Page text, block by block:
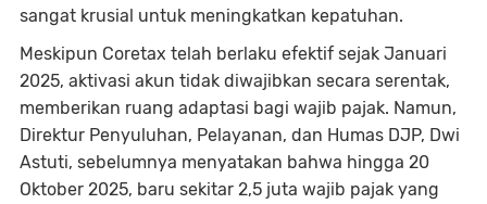
sangat krusial untuk meningkatkan kepatuhan.
Meskipun Coretax telah berlaku efektif sejak Januari
2025, aktivasi akun tidak diwajibkan secara serentak,
memberikan ruang adaptasi bagi wajib pajak. Namun,
Direktur Penyuluhan, Pelayanan, dan Humas DJP, Dwi
Astuti, sebelumnya menyatakan bahwa hingga 20
Oktober 2025, baru sekitar 2,5 juta wajib pajak yang